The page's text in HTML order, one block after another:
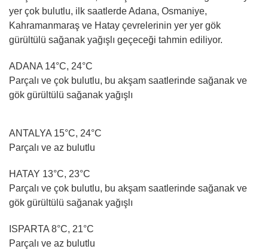
yer çok bulutlu, ilk saatlerde Adana, Osmaniye,
Kahramanmaraş ve Hatay çevrelerinin yer yer gök
gürültülü sağanak yağışlı geçeceği tahmin ediliyor.
ADANA 14°C, 24°C
Parçalı ve çok bulutlu, bu akşam saatlerinde sağanak ve
gök gürültülü sağanak yağışlı
ANTALYA 15°C, 24°C
Parçalı ve az bulutlu
HATAY 13°C, 23°C
Parçalı ve çok bulutlu, bu akşam saatlerinde sağanak ve
gök gürültülü sağanak yağışlı
ISPARTA 8°C, 21°C
Parçalı ve az bulutlu